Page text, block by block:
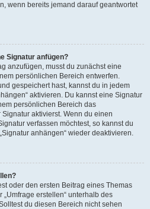
wenn bereits jemand darauf geantwortet
Signatur anfügen?
anzufügen, musst du zunächst eine
persönlichen Bereich entwerfen.
gespeichert hast, kannst du in jedem
aktivieren. Du kannst eine Signatur
persönlichen Bereich das
aktivierst. Wenn du einen
verfassen möchtest, so kannst du
anhängen“ wieder deaktivieren.
oder den ersten Beitrag eines Themas
erstellen“ unterhalb des
du diesen Bereich nicht sehen